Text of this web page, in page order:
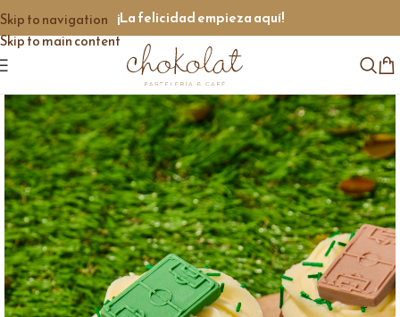
Skip to navigation
Skip to main content
¡La felicidad empieza aquí!